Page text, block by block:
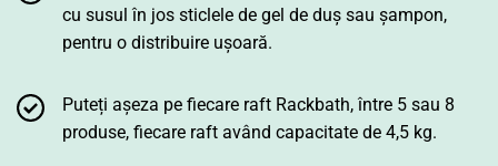
cu susul în jos sticlele de gel de duș sau șampon,
pentru o distribuire ușoară.
Puteți așeza pe fiecare raft Rackbath, între 5 sau 8
produse, fiecare raft având capacitate de 4,5 kg.